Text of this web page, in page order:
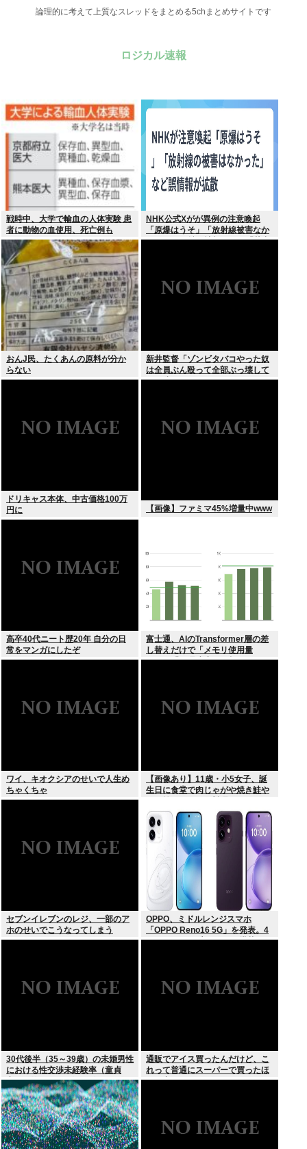
論理的に考えて上質なスレッドをまとめる5chまとめサイトです
ロジカル速報
戦時中、大学で輸血の人体実験 患
者に動物の血使用、死亡例も
NHK公式Xがが異例の注意喚起
「原爆はうそ」「放射線被害なか
った」SNS拡散情報めぐり「荒唐
おんJ民、たくあんの原料が分か
らない
新井監督「ゾンビタバコやった奴
は全員ぶん殴って全部ぶっ壊して
から辞めたい」
ドリキャス本体、中古価格100万
円に
【画像】ファミマ45%増量中www
高卒40代ニート歴20年 自分の日
常をマンガにしたぞ
富士通、AIのTransformer層の差
し替えだけで「メモリ使用量
1/10」「処理速度475倍」になる
ワイ、キオクシアのせいで人生め
ちゃくちゃ
【画像あり】11歳・小5女子、誕
生日に食堂で肉じゃがや焼き鮭や
みたいに食べる
セブンイレブンのレジ、一部のア
ホのせいでこうなってしまう
OPPO、ミドルレンジスマホ
「OPPO Reno16 5G」を発表。4
つの5000万画素カメラを搭載し、
30代後半（35～39歳）の未婚男性
における性交渉未経験率（童貞
率）が約26%（4人に1人）
通販でアイス買ったんだけど、こ
れって普通にスーパーで買ったほ
うが安くないか？